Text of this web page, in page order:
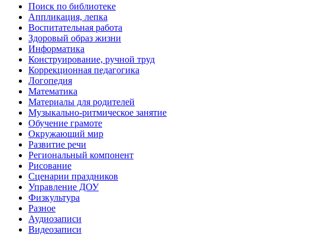
Поиск по библиотеке
Аппликация, лепка
Воспитательная работа
Здоровый образ жизни
Информатика
Конструирование, ручной труд
Коррекционная педагогика
Логопедия
Математика
Материалы для родителей
Музыкально-ритмическое занятие
Обучение грамоте
Окружающий мир
Развитие речи
Региональный компонент
Рисование
Сценарии праздников
Управление ДОУ
Физкультура
Разное
Аудиозаписи
Видеозаписи